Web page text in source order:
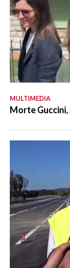
MULTIMEDIA
Morte Guccini,